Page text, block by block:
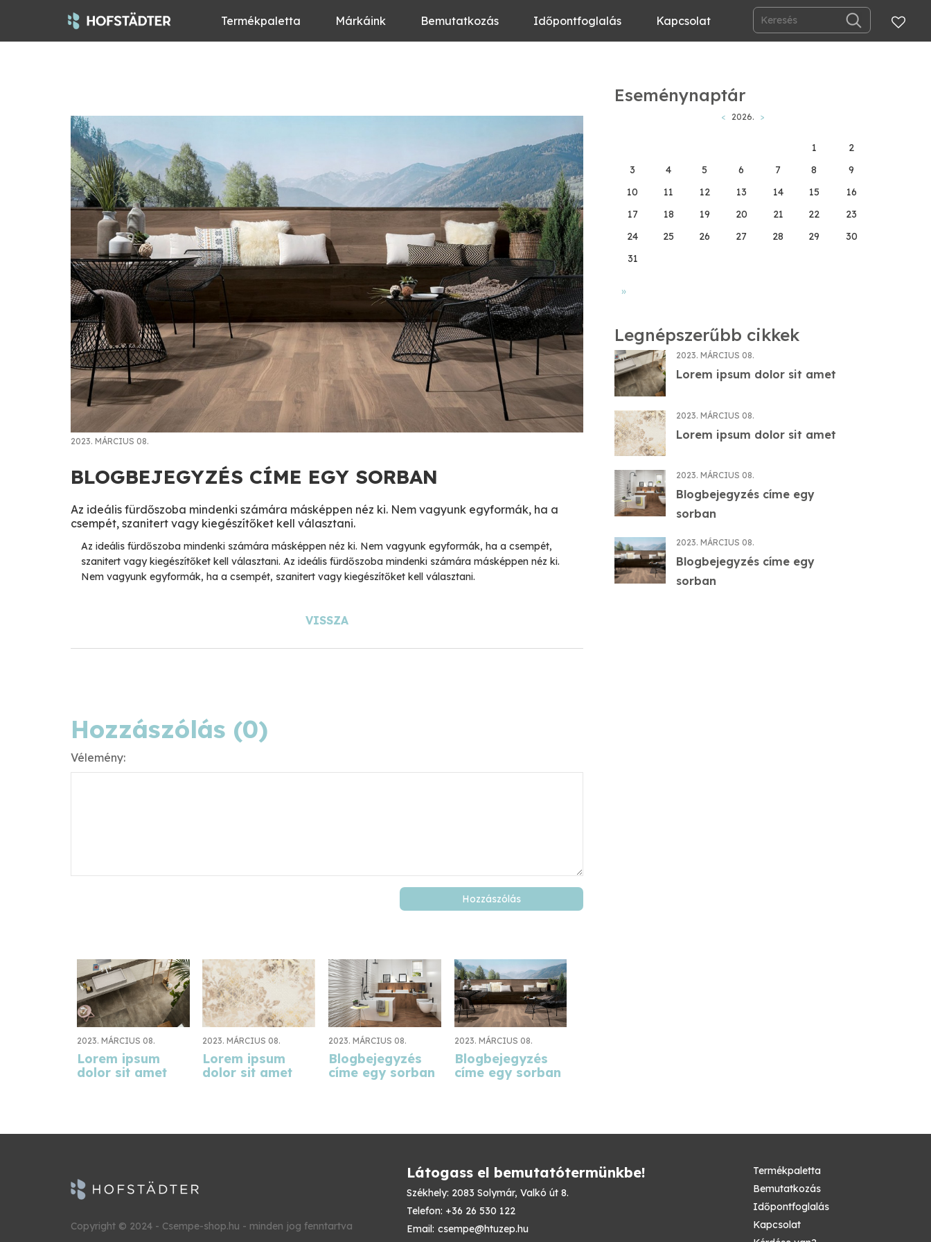
Termékpaletta Márkáink Bemutatkozás Időpontfoglalás Kapcsolat
2023. MÁRCIUS 08.
BLOGBEJEGYZÉS CÍME EGY SORBAN
Az ideális fürdőszoba mindenki számára másképpen néz ki. Nem vagyunk egyformák, ha a
csempét, szanitert vagy kiegészítőket kell választani.
Az ideális fürdőszoba mindenki számára másképpen néz ki. Nem vagyunk egyformák, ha a csempét,
szanitert vagy kiegészítőket kell választani. Az ideális fürdőszoba mindenki számára másképpen néz ki.
Nem vagyunk egyformák, ha a csempét, szanitert vagy kiegészítőket kell választani.
VISSZA
Hozzászólás (0)
Vélemény:
Hozzászólás
2023. MÁRCIUS 08.
Lorem ipsum
dolor sit amet
2023. MÁRCIUS 08.
Lorem ipsum
dolor sit amet
2023. MÁRCIUS 08.
Blogbejegyzés
címe egy sorban
2023. MÁRCIUS 08.
Blogbejegyzés
címe egy sorban
Eseménynaptár
< 2026. >
1
2
3
4 5 6 7 8
9
10
11 12 13 14 15
16
17
18 19 20 21 22
23
24
25 26 27 28 29
30
31
»
Legnépszerűbb cikkek
2023. MÁRCIUS 08.
Lorem ipsum dolor sit amet
2023. MÁRCIUS 08.
Lorem ipsum dolor sit amet
2023. MÁRCIUS 08.
Blogbejegyzés címe egy
sorban
2023. MÁRCIUS 08.
Blogbejegyzés címe egy
sorban
Copyright © 2024 - Csempe-shop.hu - minden jog fenntartva
Látogass el bemutatótermünkbe!
Székhely: 2083 Solymár, Valkó út 8.
Telefon: +36 26 530 122
Email: csempe@htuzep.hu
Termékpaletta
Bemutatkozás
Időpontfoglalás
Kapcsolat